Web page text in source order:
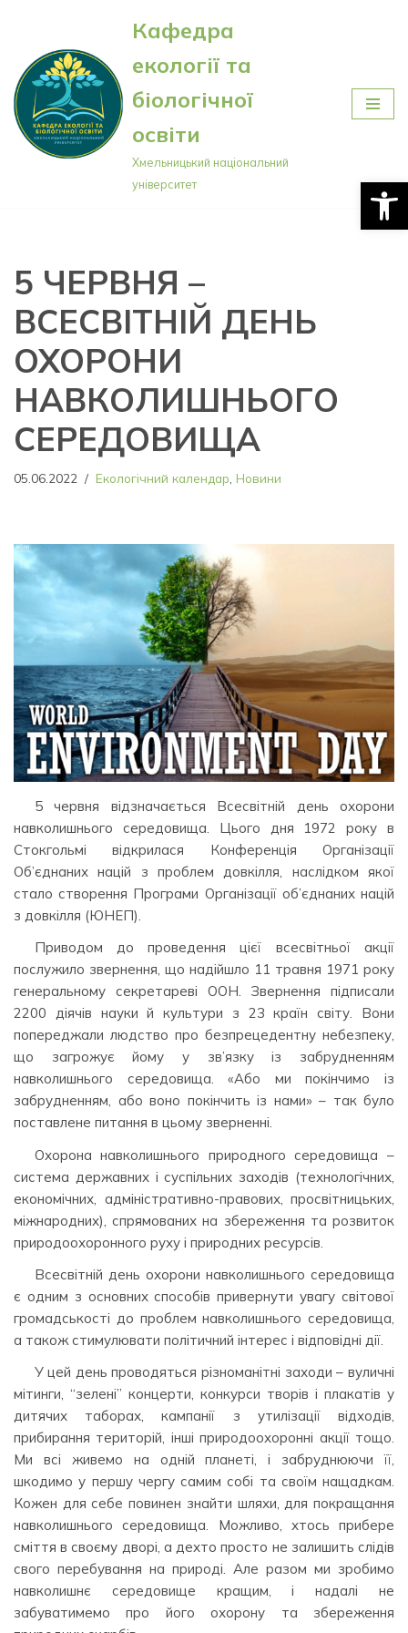
Перейти
до
вмісту
Кафедра
екології та
біологічної
освіти
Хмельницький національний
університет
5 ЧЕРВНЯ –
ВСЕСВІТНІЙ ДЕНЬ
ОХОРОНИ
НАВКОЛИШНЬОГО
СЕРЕДОВИЩА
05.06.2022 Екологічний календар Новини
5 червня відзначається Всесвітній день охорони
навколишнього середовища. Цього дня 1972 року в
Стокгольмі відкрилася Конференція Організації
Об’єднаних націй з проблем довкілля, наслідком якої
стало створення Програми Організації об’єднаних націй
з довкілля (ЮНЕП).
Приводом до проведення цієї всесвітньої акції
послужило звернення, що надійшло 11 травня 1971 року
генеральному секретареві ООН. Звернення підписали
2200 діячів науки й культури з 23 країн світу. Вони
попереджали людство про безпрецедентну небезпеку,
що загрожує йому у зв’язку із забрудненням
навколишнього середовища. «Або ми покінчимо із
забрудненням, або воно покінчить із нами» – так було
поставлене питання в цьому зверненні.
Охорона навколишнього природного середовища –
система державних і суспільних заходів (технологічних,
економічних, адміністративно-правових, просвітницьких,
міжнародних), спрямованих на збереження та розвиток
природоохоронного руху і природних ресурсів.
Всесвітній день охорони навколишнього середовища
є одним з основних способів привернути увагу світової
громадськості до проблем навколишнього середовища,
а також стимулювати політичний інтерес і відповідні дії.
У цей день проводяться різноманітні заходи – вуличні
мітинги, “зелені” концерти, конкурси творів і плакатів у
дитячих таборах, кампанії з утилізації відходів,
прибирання територій, інші природоохоронні акції тощо.
Ми всі живемо на одній планеті, і забруднюючи її,
шкодимо у першу чергу самим собі та своїм нащадкам.
Кожен для себе повинен знайти шляхи, для покращання
навколишнього середовища. Можливо, хтось прибере
сміття в своєму дворі, а дехто просто не залишить слідів
свого перебування на природі. Але разом ми зробимо
навколишнє середовище кращим, і надалі не
забуватимемо про його охорону та збереження